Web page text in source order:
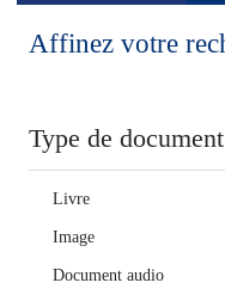
Affinez votre
Type de document
Livre
Image
Document audio